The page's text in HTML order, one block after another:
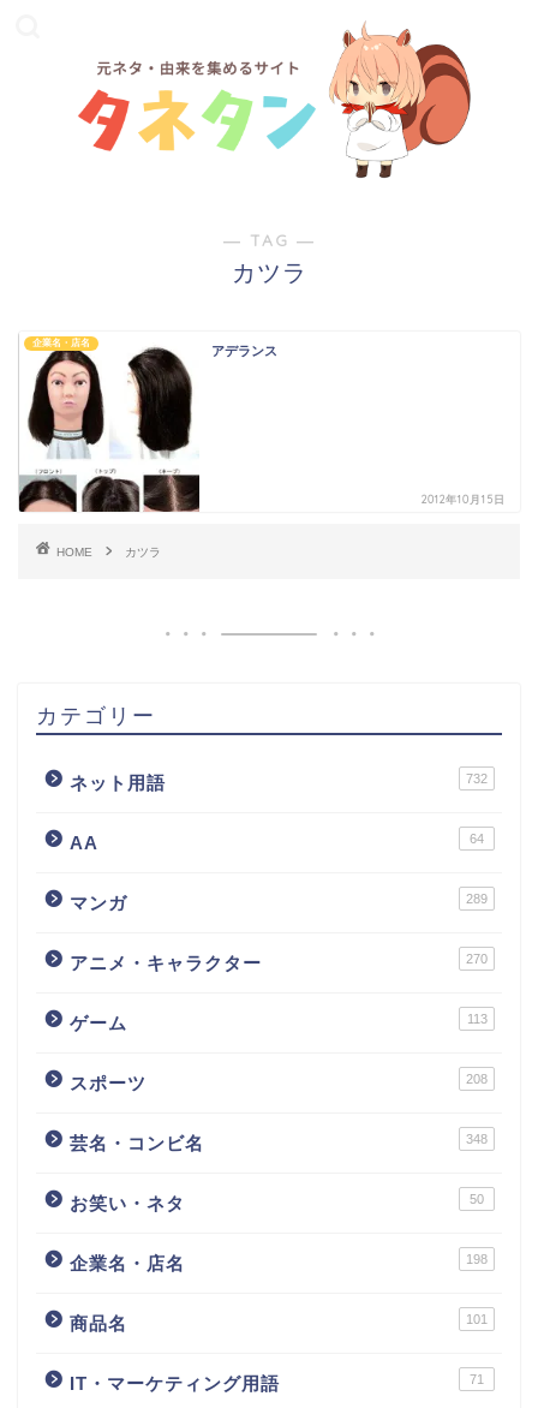
― TAG ―
カツラ
企業名・店名
アデランス
2012年10月15日
HOME カツラ
カテゴリー
ネット用語 732
AA 64
マンガ 289
アニメ・キャラクター 270
ゲーム 113
スポーツ 208
芸名・コンビ名 348
お笑い・ネタ 50
企業名・店名 198
商品名 101
IT・マーケティング用語 71